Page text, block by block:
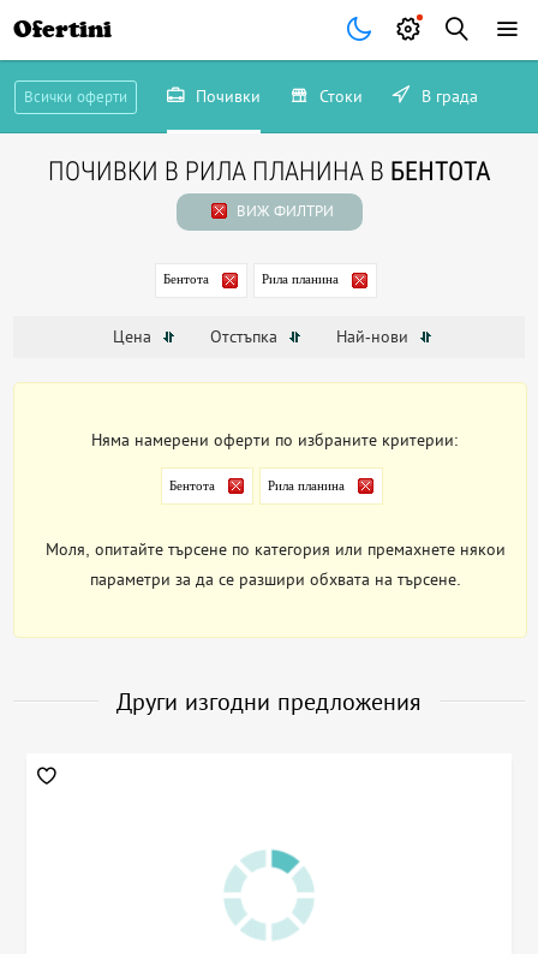
Ofertini
Всички оферти Почивки Стоки В града
ПОЧИВКИ В РИЛА ПЛАНИНА В БЕНТОТА
ВИЖ ФИЛТРИ
Бентота Рила планина
Цена Отстъпка Най-нови
Няма намерени оферти по избраните критерии:
Бентота Рила планина
Моля, опитайте търсене по категория или премахнете някои
параметри за да се разшири обхвата на търсене.
Други изгодни предложения